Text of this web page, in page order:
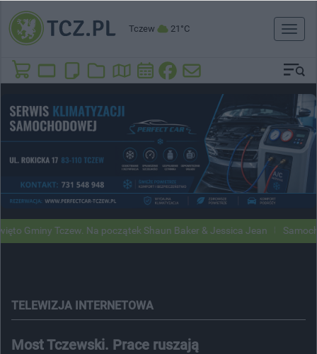
Tczew 21°C
Toggle
Tczew. Na początek Shaun Baker & Jessica Jean Samochody
TELEWIZJA INTERNETOWA
Most Tczewski. Prace ruszają